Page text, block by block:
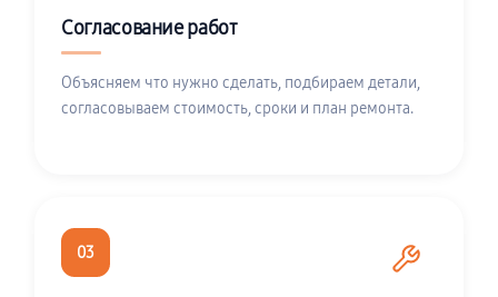
Согласование работ
Объясняем что нужно сделать, подбираем детали,
согласовываем стоимость, сроки и план ремонта.
03